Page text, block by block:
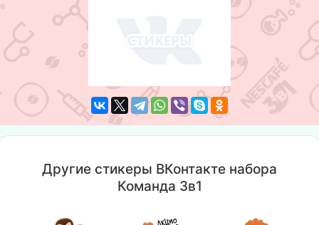
Другие стикеры ВКонтакте набора
Команда 3в1